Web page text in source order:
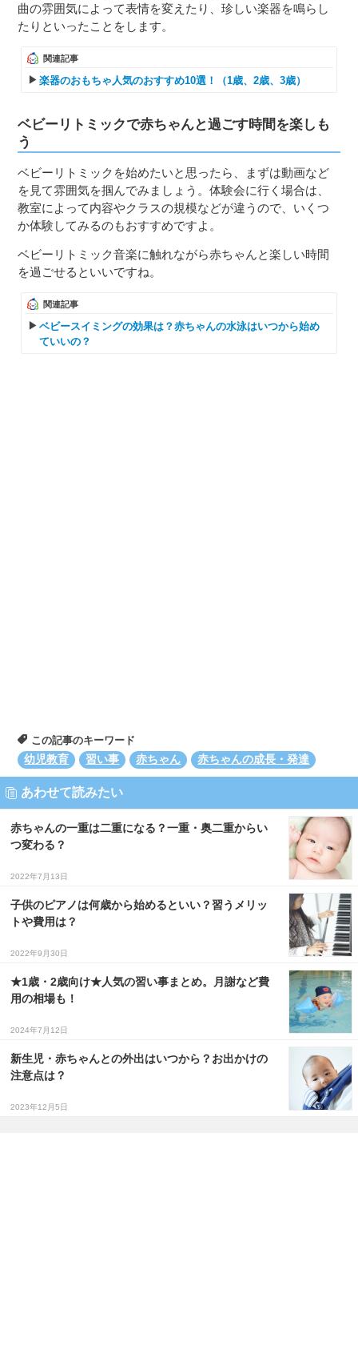
曲の雰囲気によって表情を変えたり、珍しい楽器を鳴らし
たりといったことをします。
関連記事
楽器のおもちゃ人気のおすすめ10選！（1歳、2歳、3歳）
ベビーリトミックで赤ちゃんと過ごす時間を楽しも
う
ベビーリトミックを始めたいと思ったら、まずは動画など
を見て雰囲気を掴んでみましょう。体験会に行く場合は、
教室によって内容やクラスの規模などが違うので、いくつ
か体験してみるのもおすすめですよ。
ベビーリトミック音楽に触れながら赤ちゃんと楽しい時間
を過ごせるといいですね。
関連記事
ベビースイミングの効果は？赤ちゃんの水泳はいつから始め
ていいの？
この記事のキーワード
幼児教育
習い事 赤ちゃん 赤ちゃんの成長・発達
あわせて読みたい
赤ちゃんの一重は二重になる？一重・奥二重からい
つ変わる？
2022年7月13日
子供のピアノは何歳から始めるといい？習うメリッ
トや費用は？
2022年9月30日
★1歳・2歳向け★人気の習い事まとめ。月謝など費
用の相場も！
2024年7月12日
新生児・赤ちゃんとの外出はいつから？お出かけの
注意点は？
2023年12月5日